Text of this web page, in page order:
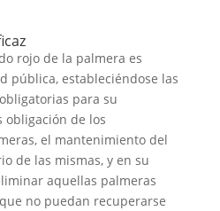
rojo de la palmera es
pública, estableciéndose las
para su
obligación de los
el mantenimiento del
de las mismas, y en su
aquellas palmeras
no puedan recuperarse